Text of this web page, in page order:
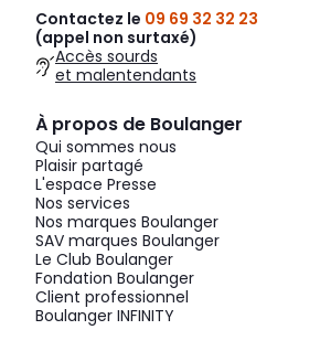
Contactez le 09 69 32 32 23
(appel non surtaxé)
Accès sourds
et malentendants
À propos de Boulanger
Qui sommes nous
Plaisir partagé
L'espace Presse
Nos services
Nos marques Boulanger
SAV marques Boulanger
Le Club Boulanger
Fondation Boulanger
Client professionnel
Boulanger INFINITY